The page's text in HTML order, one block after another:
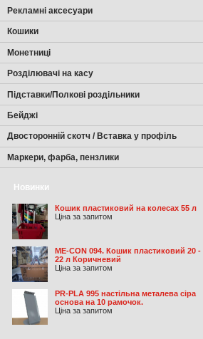
Рекламні аксесуари
Кошики
Монетниці
Розділювачі на касу
Підставки/Полкові роздільники
Бейджі
Двосторонній скотч / Вставка у профіль
Маркери, фарба, пензлики
Новинки
Кошик пластиковий на колесах 55 л
Ціна за запитом
ME-CON 094. Кошик пластиковий 20 -
22 л Коричневий
Ціна за запитом
PR-PLA 995 настільна металева сіра
основа на 10 рамочок.
Ціна за запитом